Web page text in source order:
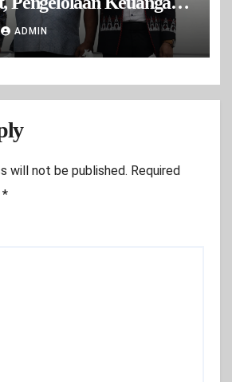
Cepat
ADMIN
will not be published. Required
*